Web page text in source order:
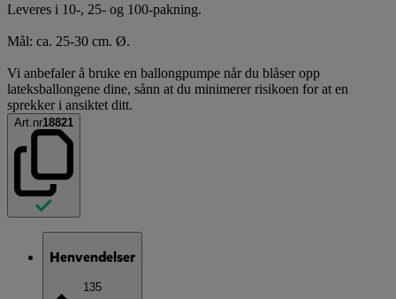
Leveres i 10-, 25- og 100-pakning.
Mål: ca. 25-30 cm. Ø.
Vi anbefaler å bruke en ballongpumpe når du blåser opp
lateksballongene dine, sånn at du minimerer risikoen for at en
sprekker i ansiktet ditt.
Art.nr18821
Henvendelser
135